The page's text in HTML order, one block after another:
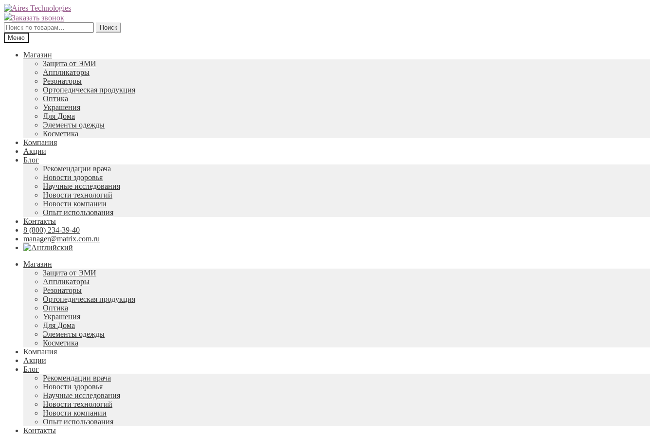
Перейти
к
навигации
Перейти
к
содержимому
Заказать звонок
Искать:
Поиск
Меню
Магазин
Защита от ЭМИ
Аппликаторы
Резонаторы
Ортопедическая продукция
Оптика
Украшения
Для Дома
Элементы одежды
Косметика
Компания
Акции
Блог
Рекомендации врача
Новости здоровья
Научные исследования
Новости технологий
Новости компании
Опыт использования
Контакты
8 (800) 234-39-40
manager@matrix.com.ru
Магазин
Защита от ЭМИ
Аппликаторы
Резонаторы
Ортопедическая продукция
Оптика
Украшения
Для Дома
Элементы одежды
Косметика
Компания
Акции
Блог
Рекомендации врача
Новости здоровья
Научные исследования
Новости технологий
Новости компании
Опыт использования
Контакты